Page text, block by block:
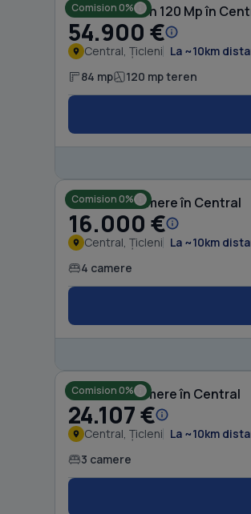
Comision 0%
Casă cu Teren 120 Mp în
54.900 €
Central, Țicleni La ~10km
84 mp 120 mp teren
Comision 0%
Casă cu 4 camere în Central
16.000 €
Central, Țicleni La ~10km
4 camere
Comision 0%
Casă cu 3 camere în Central
24.107 €
Central, Țicleni La ~10km
3 camere